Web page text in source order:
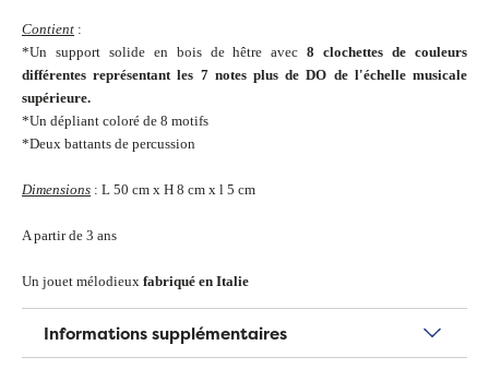
Contient :
*Un support solide en bois de hêtre avec8 clochettes de couleurs
différentes représentant les 7 notes plus de DO de l'échelle musicale
supérieure.
*Un dépliant coloré de 8 motifs
*Deux battants de percussion
Dimensions : L 50 cm x H 8 cm x l 5 cm
A partir de 3 ans
Un jouet mélodieux fabriqué en Italie
Informations supplémentaires